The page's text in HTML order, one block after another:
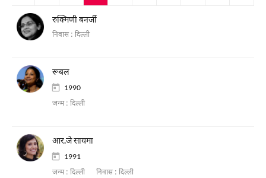
रुक्मिणी बनर्जी
निवास : दिल्ली
रूबल
1990
जन्म : दिल्ली
आर.जे सायमा
1991
जन्म : दिल्ली निवास : दिल्ली